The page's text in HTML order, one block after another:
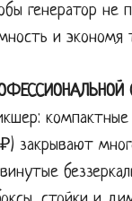
генератор
и экономя
компактные
закрывают